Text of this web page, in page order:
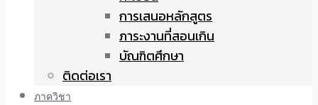
การเสนอหลักสูตร
ภาระงานที่สอนเกิน
บัณฑิตศึกษา
ติดต่อเรา
ภาควิชา